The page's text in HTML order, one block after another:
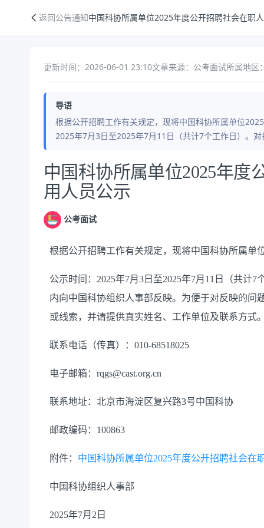
返回公告通知中国科协所属单位2025年度公开招聘社会在职
更新时间：2026-06-01 23:10文章来源：公考面试所属地区
导语
根据公开招聘工作有关规定，现将中国科协所属单位
2025年7月3日至2025年7月11日（共计7个工作日）。
公告正文
中国科协所属单位2025年度
用人员公示
公考面试
根据公开招聘工作有关规定，现将中国科协所属单
公示时间：2025年7月3日至2025年7月11日（共计
内向中国科协组织人事部反映。为便于对反映的问
或线索，并请提供真实姓名、工作单位及联系方式
联系电话（传真）：010-68518025
电子邮箱：rqgs@cast.org.cn
联系地址：北京市海淀区复兴路3号中国科协
邮政编码：100863
附件： 中国科协所属单位2025年度公开招聘社会在
中国科协组织人事部
2025年7月2日